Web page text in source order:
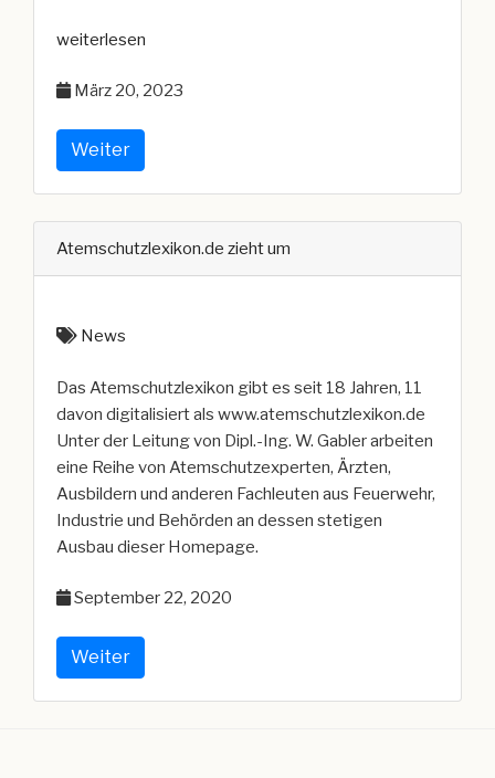
„Hinweis
möglichem
Defekt
am
Pressluftatmer
MSA
M1“
weiterlesen
März 20, 2023
Weiter
Atemschutzlexikon.de zieht um
News
Das Atemschutzlexikon gibt es seit 18 Jahren, 11
davon digitalisiert als www.atemschutzlexikon.de
Unter der Leitung von Dipl.-Ing. W. Gabler arbeiten
eine Reihe von Atemschutzexperten, Ärzten,
Ausbildern und anderen Fachleuten aus Feuerwehr,
Industrie und Behörden an dessen stetigen
Ausbau dieser Homepage.
September 22, 2020
Weiter